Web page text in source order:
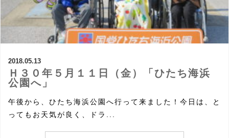
2018.05.13
Ｈ３０年５月１１日（金）「ひたち海浜
公園へ」
午後から、ひたち海浜公園へ行って来ました！今日は、と
ってもお天気が良く、ドラ...